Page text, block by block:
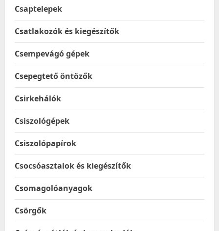
Csaptelepek
Csatlakozók és kiegészítők
Csempevágó gépek
Csepegtető öntözők
Csirkehálók
Csiszológépek
Csiszolópapírok
Csocsóasztalok és kiegészítők
Csomagolóanyagok
Csörgők